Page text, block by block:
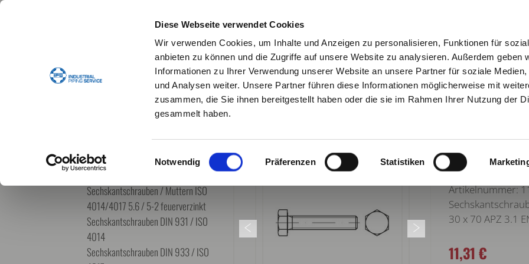
Diese Webseite verwendet Cookies
Wir verwenden Cookies, um Inhalte und Anzeigen zu personalisieren, Funktionen für
anbieten zu können und die Zugriffe auf unsere Website zu analysieren. Außerdem geben
Informationen zu Ihrer Verwendung unserer Website an unsere Partner für soziale Medien,
und Analysen weiter. Unsere Partner führen diese Informationen möglicherweise mit
zusammen, die Sie ihnen bereitgestellt haben oder die sie im Rahmen Ihrer Nutzung der
gesammelt haben.
Einwilligungsauswahl
Notwendig Präferenzen Statistiken
DICHTUNGSKONFIGURATOR VERBINDUNGSTECHNIK ARBEITSSCHUTZ
SCHRAUBEN
Sechskantschrauben
Sechskantschrauben / Muttern ISO
4014/4017 5.6 / 5-2 feuerverzinkt
Sechskantschrauben DIN 931 / ISO
4014
Sechskantschrauben DIN 933 / ISO
Artikelnummer:
30 x 70 APZ 3.1
11,31 €